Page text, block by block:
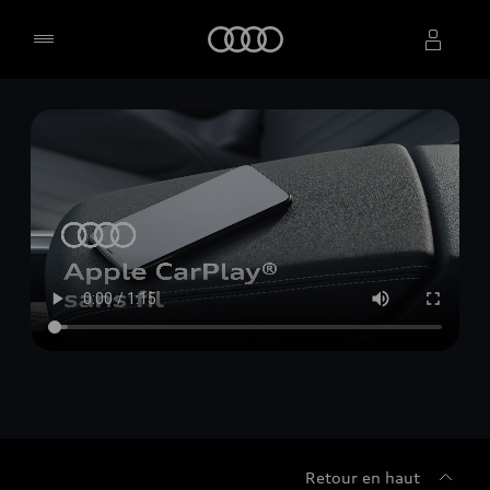
Sélectionner un concessionnaire
Retour en haut